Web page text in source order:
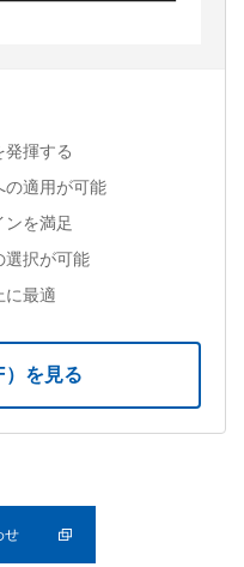
発揮する
の適用が可能
を満足
選択が可能
に最適
）を見る
せ